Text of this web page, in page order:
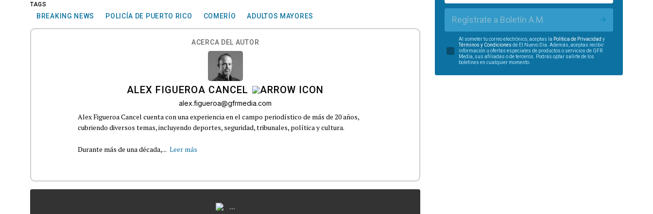
TAGS
BREAKING NEWS POLICÍA DE PUERTO RICO COMERÍO ADULTOS MAYORES
ACERCA DEL AUTOR
ALEX FIGUEROA CANCEL
alex.figueroa@gfrmedia.com
Alex Figueroa Cancel cuenta con una experiencia en el campo periodístico de más de 20 años,
cubriendo diversos temas, incluyendo deportes, seguridad, tribunales, política y cultura.
Durante más de una década,... Leer más
...
Regístrate a Boletín A.M.
Al someter tu correo electrónico, aceptas la Política de Privacidad y
Términos y Condiciones de El Nuevo Día. Además, aceptas recibir
información u ofertas especiales de productos o servicios de GFR
Media, sus afiliadas o de terceros. Podrás optar salirte de los
boletines en cualquier momento.